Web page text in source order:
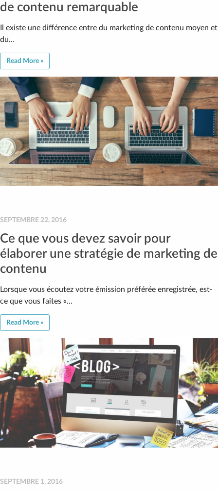
de contenu remarquable
Il existe une différence entre du marketing de contenu moyen et
du…
Read More »
SEPTEMBRE 22, 2016
Ce que vous devez savoir pour
élaborer une stratégie de marketing de
contenu
Lorsque vous écoutez votre émission préférée enregistrée, est-
ce que vous faites «…
Read More »
SEPTEMBRE 1, 2016